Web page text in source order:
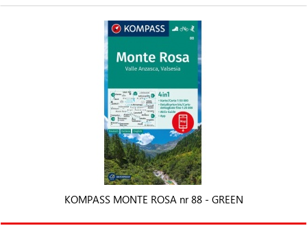
KOMPASS MONTE ROSA nr 88 - GREEN